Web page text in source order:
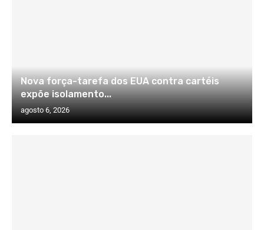
Nova força-tarefa dos EUA contra cartéis
expõe isolamento...
agosto 6, 2026